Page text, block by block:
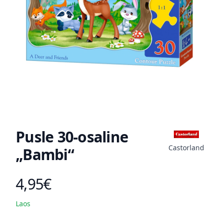
Pusle 30-osaline
„Bambi“
Castorland
Toote hind
4,95€
Laos